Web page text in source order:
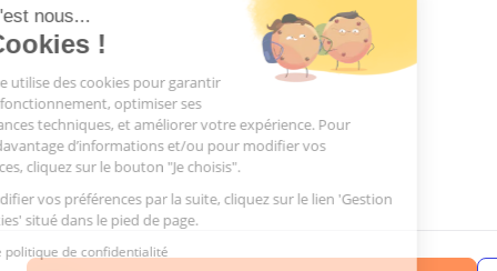
Salut c'est nous...
les Cookies !
Notre site utilise des cookies pour garantir
son bon fonctionnement, optimiser ses
performances techniques, et améliorer votre expérience. Pour
obtenir davantage d’informations et/ou pour modifier vos
préférences, cliquez sur le bouton "Je choisis".
Pour modifier vos préférences par la suite, cliquez sur le lien 'Gestion
des cookies' situé dans le pied de page.
Lire notre politique de confidentialité